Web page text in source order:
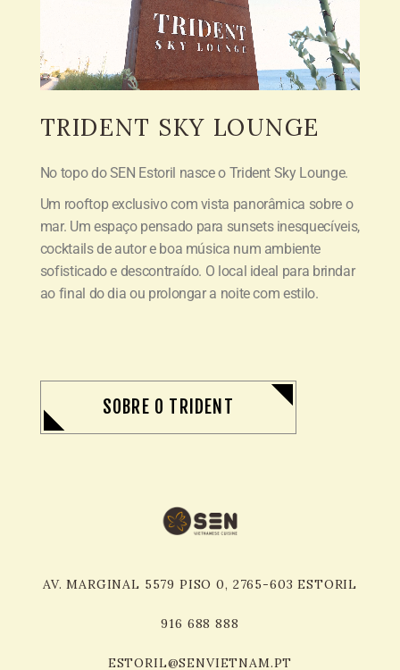
TRIDENT SKY LOUNGE
No topo do SEN Estoril nasce o Trident Sky Lounge.
Um rooftop exclusivo com vista panorâmica sobre o
mar. Um espaço pensado para sunsets inesquecíveis,
cocktails de autor e boa música num ambiente
sofisticado e descontraído. O local ideal para brindar
ao final do dia ou prolongar a noite com estilo.
SOBRE O TRIDENT
AV. MARGINAL 5579 PISO 0, 2765-603 ESTORIL
916 688 888
ESTORIL@SENVIETNAM.PT